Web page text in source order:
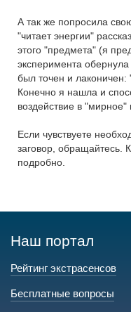
А так же попросила
"читает энергии"
этого "предмета" (я
эксперимента
был точен и лаконичен:
Конечно я нашла и
воздействие в "мирное"
Если чувствуете
заговор, обращайтесь.
подробно.
Наш портал
Рейтинг экстрасенсов
Бесплатные вопросы